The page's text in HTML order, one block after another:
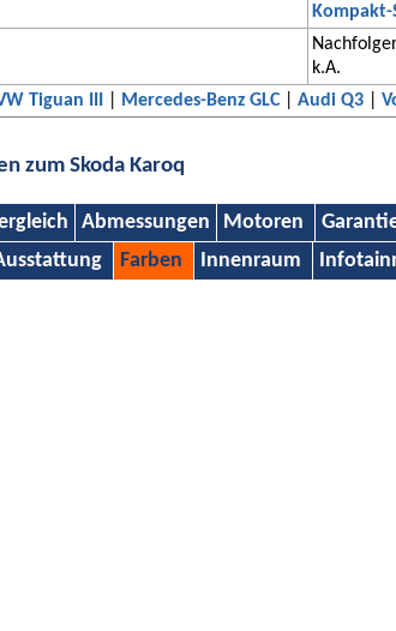
Kompakt-
k.A.
Tiguan III Mercedes-Benz GLC Audi Q3
zum Skoda Karoq
Abmessungen Motoren
Farben Innenraum